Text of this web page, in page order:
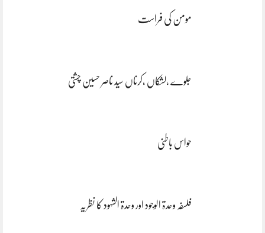
مومن کی فراست
جلوے ،لشکاں ،کرناں سید ناصر حسین چشتی
حواس باطنی
فلسفہ وحدۃ الوجود اور وحدۃ الشہود کا نظریہ